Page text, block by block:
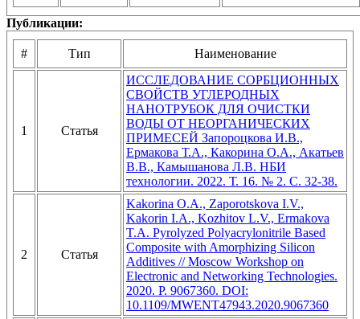
Публикации:
# Тип Наименование
1 Статья
ИССЛЕДОВАНИЕ СОРБЦИОННЫХ
СВОЙСТВ УГЛЕРОДНЫХ
НАНОТРУБОК ДЛЯ ОЧИСТКИ
ВОДЫ ОТ НЕОРГАНИЧЕСКИХ
ПРИМЕСЕЙ Запороцкова И.В.,
Ермакова Т.А., Какорина О.А., Акатьев
В.В., Камышанова Л.В. НБИ
технологии. 2022. Т. 16. № 2. С. 32-38.
2 Статья
Kakorina O.A., Zaporotskova I.V.,
Kakorin I.A., Kozhitov L.V., Ermakova
T.A. Pyrolyzed Polyacrylonitrile Based
Composite with Amorphizing Silicon
Additives // Moscow Workshop on
Electronic and Networking Technologies.
2020. P. 9067360. DOI:
10.1109/MWENT47943.2020.9067360